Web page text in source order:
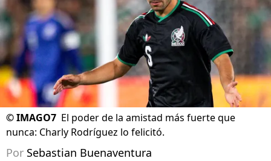
©IMAGO7 El poder de la amistad más fuerte que
nunca: Charly Rodríguez lo felicitó.
Por Sebastian Buenaventura